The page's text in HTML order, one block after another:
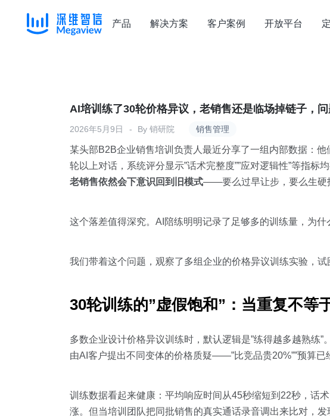
产品 解决方案 客户案例 开放平台
销售管理
AI培训练了30轮价格异议，老销售还是临场掉链子，
2026年5月9日 By 销研院
某头部B2B企业销售培训负责人最近分享了一组内部数据：
轮以上对话，系统评分显示”话术完整度””应对逻辑性”等指标
老销售依然会下意识回到旧模式——要么过早让步，要么生硬
这个落差值得深究。AI陪练明明记录了足够多的训练量，为什
我们带着这个问题，观察了多组企业的价格异议训练实验，试
30轮训练的”虚假饱和”：当重复不等
多数企业设计价格异议训练时，默认逻辑是”练得越多越熟练
由AI客户提出不同变体的价格质疑——”比竞品贵20%””预算已
训练数据看起来健康：平均响应时间从45秒缩短到22秒，话
涨。但当培训团队把同批销售的真实通话录音调出来比对，